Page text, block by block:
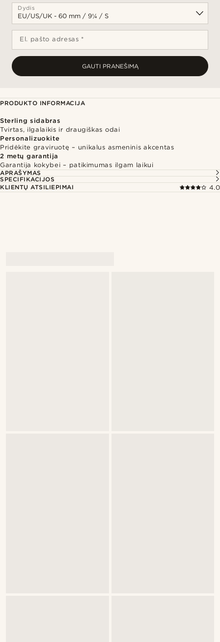
Dydis
El. pašto adresas *
GAUTI PRANEŠIMĄ
PRODUKTO INFORMACIJA
Sterling sidabras
Tvirtas, ilgalaikis ir draugiškas odai
Personalizuokite
Pridėkite graviruotę – unikalus asmeninis akcentas
2 metų garantija
Garantija kokybei – patikimumas ilgam laikui
APRAŠYMAS
SPECIFIKACIJOS
KLIENTŲ ATSILIEPIMAI
4.0